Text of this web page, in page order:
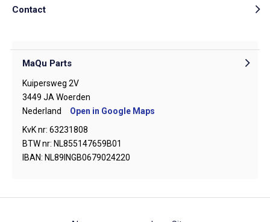
Contact
MaQu Parts
Kuipersweg 2V
3449 JA Woerden
Nederland
Open in Google Maps
KvK nr: 63231808
BTW nr: NL855147659B01
IBAN: NL89INGB0679024220